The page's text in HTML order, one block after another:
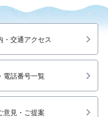
・交通アクセス
電話番号一覧
意見・ご提案